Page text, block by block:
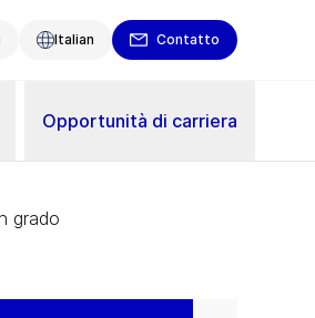
Italian Contatto
Opportunità di carriera
grado